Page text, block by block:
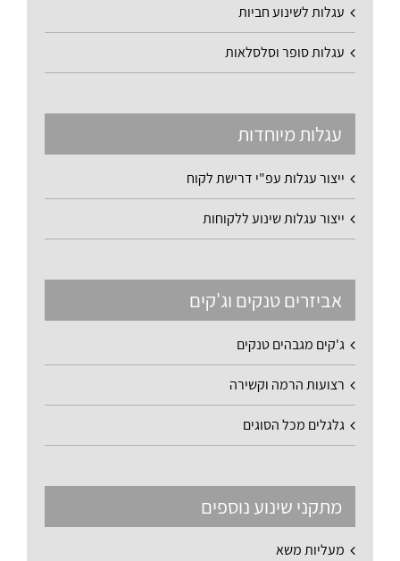
עגלות לשינוע חביות
עגלות סופר וסלסלאות
עגלות מיוחדות
ייצור עגלות עפ"י דרישת לקוח
ייצור עגלות שינוע ללקוחות
אביזרים טנקים וג'קים
ג'קים מגבהים טנקים
רצועות הרמה וקשירה
גלגלים מכל הסוגים
מתקני שינוע נוספים
מעליות משא